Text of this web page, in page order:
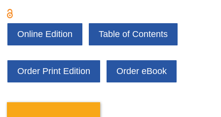
Online Edition Table of Contents
Order Print Edition Order eBook